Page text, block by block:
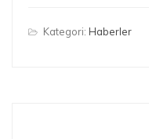
Kategori: Haberler